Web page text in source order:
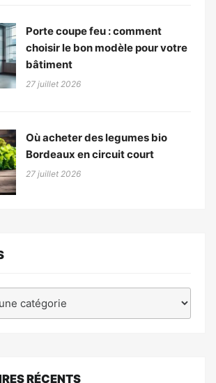
Porte coupe feu : comment
choisir le bon modèle pour votre
bâtiment
27 juillet 2026
Où acheter des legumes bio
Bordeaux en circuit court
27 juillet 2026
RÉCENTS